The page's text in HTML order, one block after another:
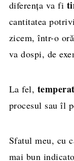
diferența va fi
cantitatea
zicem, într-o
va dospi, de
La fel,
procesul sau îl
Sfatul meu, cu
mai bun